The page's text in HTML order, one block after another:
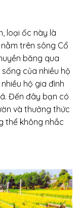
loại ốc này là
trên sông Cổ
băng qua
của nhiều hộ
hộ gia đình
Đến đây bạn có
và thưởng thức
thể không nhắc